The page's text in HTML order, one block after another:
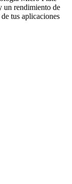
un rendimiento de
tus aplicaciones